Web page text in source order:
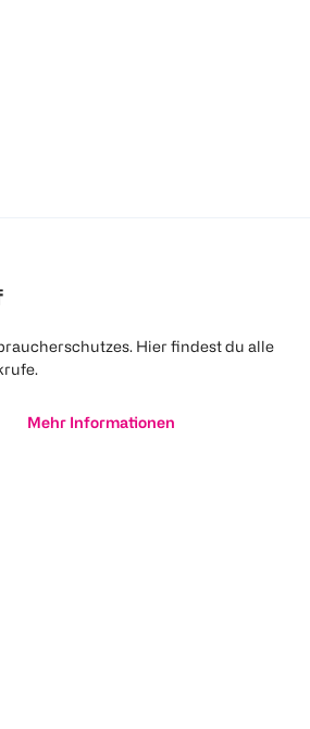
Hier findest du alle
Mehr Informationen